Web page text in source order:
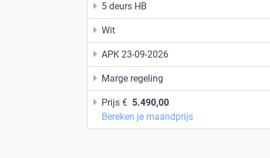
5 deurs HB
Wit
APK 23-09-2026
Marge regeling
Prijs € 5.490,00
Bereken je maandprijs